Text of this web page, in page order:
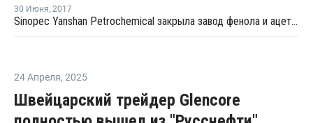
30 Июня, 2017
Sinopec Yanshan Petrochemical закрыла завод фенола и ацетона на ремонт раньше намеченного срока
24 Апреля, 2025
Швейцарский трейдер Glencore